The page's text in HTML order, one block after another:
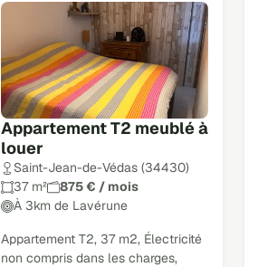
Appartement T2 meublé à
louer
Saint-Jean-de-Védas (34430)
37 m²
875 € / mois
À 3km de Lavérune
Appartement T2, 37 m2, Électricité
non compris dans les charges,